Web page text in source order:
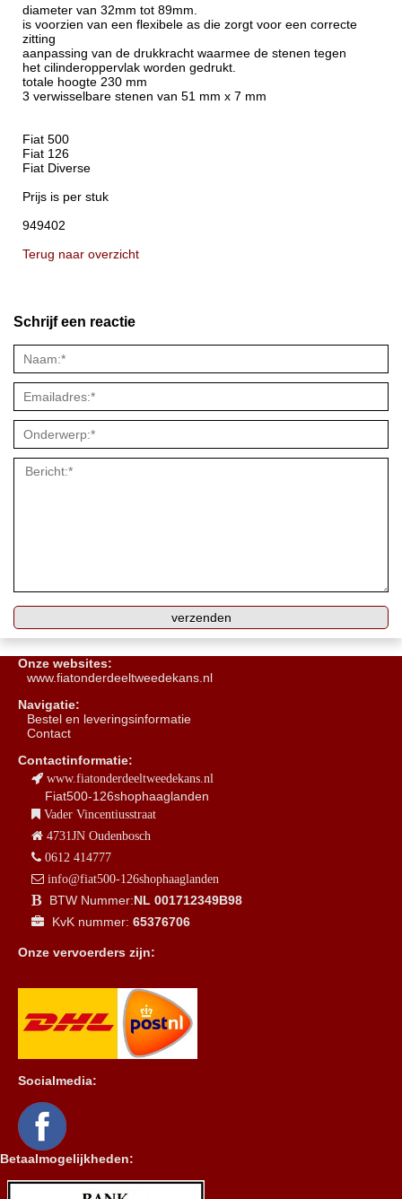
diameter van 32mm tot 89mm.
is voorzien van een flexibele as die zorgt voor een correcte
zitting
aanpassing van de drukkracht waarmee de stenen tegen
het cilinderoppervlak worden gedrukt.
totale hoogte 230 mm
3 verwisselbare stenen van 51 mm x 7 mm
Fiat 500
Fiat 126
Fiat Diverse
Prijs is per stuk
949402
Terug naar overzicht
Schrijf een reactie
Onze websites:
www.fiatonderdeeltweedekans.nl
Navigatie:
Bestel en leveringsinformatie
Contact
Contactinformatie:
www.fiatonderdeeltweedekans.nl
Fiat500-126shophaaglanden
Vader Vincentiusstraat
4731JN Oudenbosch
0612 414777
info@fiat500-126shophaaglanden
BTW Nummer:NL 001712349B98
KvK nummer: 65376706
Onze vervoerders zijn:
Socialmedia:
Betaalmogelijkheden: